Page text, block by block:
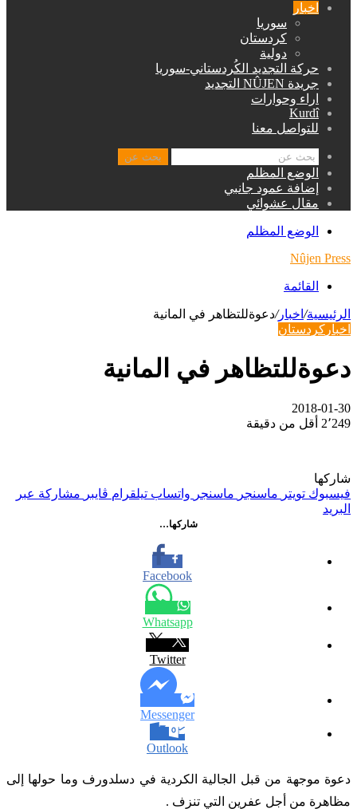
اخبار
سوريا
كردستان
دولية
حركة التجديد الكُردستاني-سوريا
جريدة NÛJEN التجديد
اراء وحوارات
Kurdî
للتواصل معنا
بحث عن
الوضع المظلم
إضافة عمود جانبي
مقال عشوائي
الوضع المظلم
Nûjen Press
القائمة
الرئيسية/ اخبار/دعوةللتظاهر في المانية
اخبار كردستان
دعوةللتظاهر في المانية
2018-01-30
2٬249 أقل من دقيقة
شاركها
فيسبوك تويتر ماسنجر ماسنجر واتساب تيلقرام ڤايبر مشاركة عبر
البريد
شاركها…
Facebook
Whatsapp
Twitter
Messenger
Outlook
دعوة موجهة من قبل الجالية الكردية في دسلدورف وما حولها إلى
مظاهرة من أجل عفرين التي تنزف .